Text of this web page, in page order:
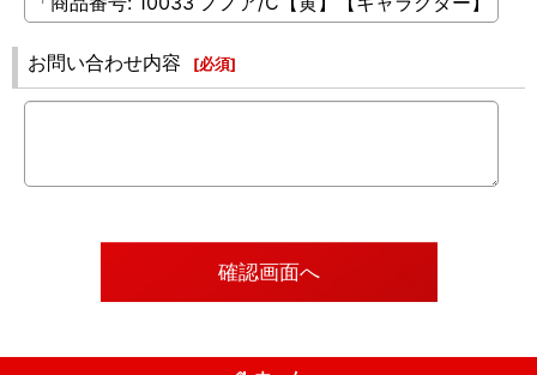
お問い合わせ内容 [必須]
確認画面へ